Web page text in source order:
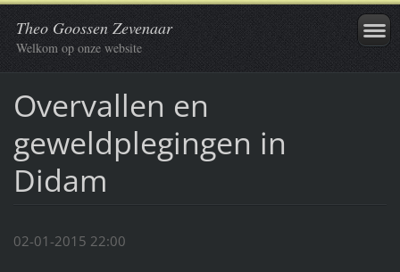
Theo Goossen Zevenaar
Welkom op onze website
Overvallen en
geweldplegingen in
Didam
02-01-2015 22:00